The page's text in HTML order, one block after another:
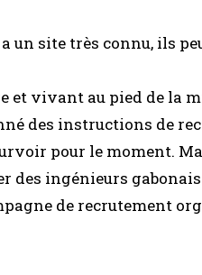
un site très connu, ils
et vivant au pied de la
des instructions de
pour le moment.
des ingénieurs
de recrutement